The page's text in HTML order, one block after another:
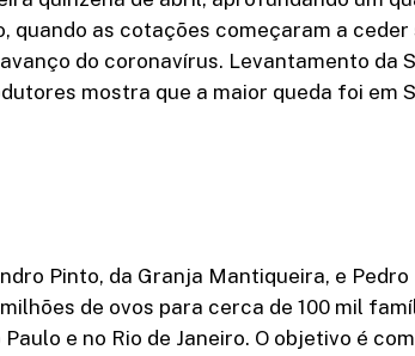
quando as cotações começaram a
do coronavírus. Levantamento da
mostra que a maior queda foi em
Pinto, da Granja Mantiqueira, e Pedro
de ovos para cerca de 100 mil
e no Rio de Janeiro. O objetivo é